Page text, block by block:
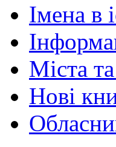
Імена в
Міста
Нові